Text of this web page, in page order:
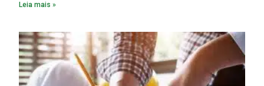
Leia mais »